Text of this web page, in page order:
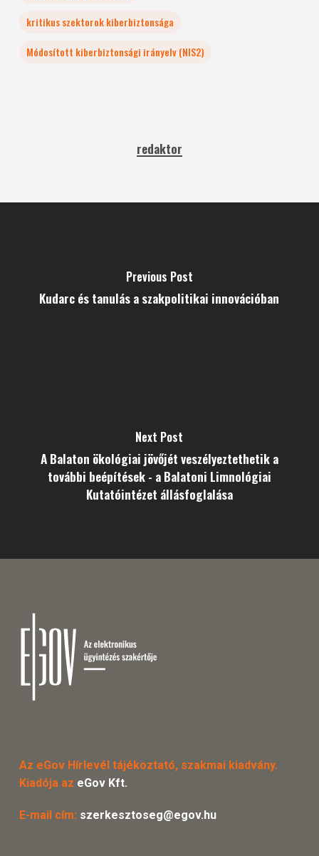
kritikus szektorok kiberbiztonsága
Módosított kiberbiztonsági irányelv (NIS2)
redaktor
Previous Post
Kudarc és tanulás a szakpolitikai innovációban
Next Post
A Balaton ökológiai jövőjét veszélyeztethetik a
további beépítések - a Balatoni Limnológiai
Kutatóintézet állásfoglalása
Az eGov Hírlevél tájékoztató, szakmai kiadvány.
Kiadója az eGov Kft.
E-mail cím: szerkesztoseg@egov.hu